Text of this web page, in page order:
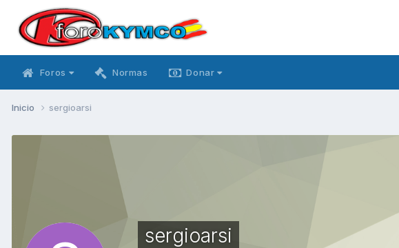
Foros Normas Donar
Inicio sergioarsi
sergioarsi